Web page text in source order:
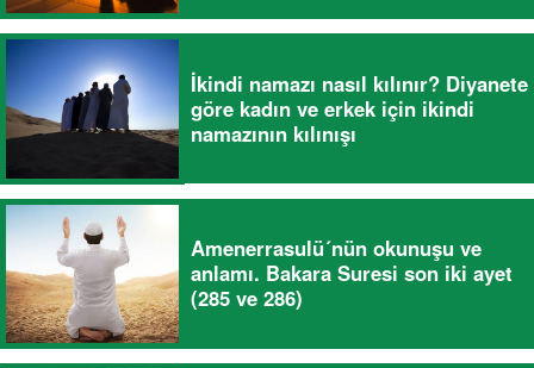
İkindi namazı nasıl kılınır? Diyanete
göre kadın ve erkek için ikindi
namazının kılınışı
Amenerrasulü´nün okunuşu ve
anlamı. Bakara Suresi son iki ayet
(285 ve 286)